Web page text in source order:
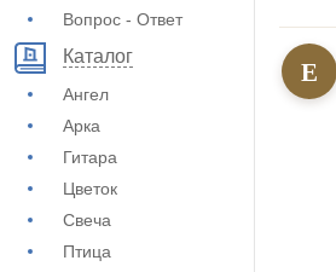
Вопрос - Ответ
Каталог
Ангел
Арка
Гитара
Цветок
Свеча
Птица
Е